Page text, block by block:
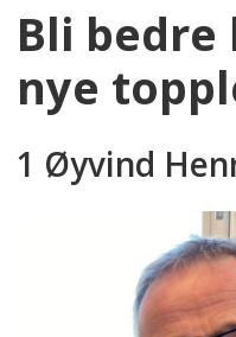
Bli
nye
1 Øyvind